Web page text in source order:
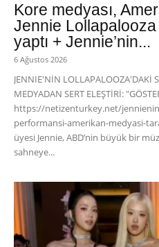
Kore medyası,
Jennie
yaptı + Jennie’nin...
6 Ağustos 2026
JENNIE'NİN LOLLAPALOOZA'DAKİ
MEDYADAN SERT ELEŞTİRİ:
https://netizenturkey.net/
performansi-amerikan-medyasi-
üyesi Jennie, ABD’nin büyük bir
sahneye...